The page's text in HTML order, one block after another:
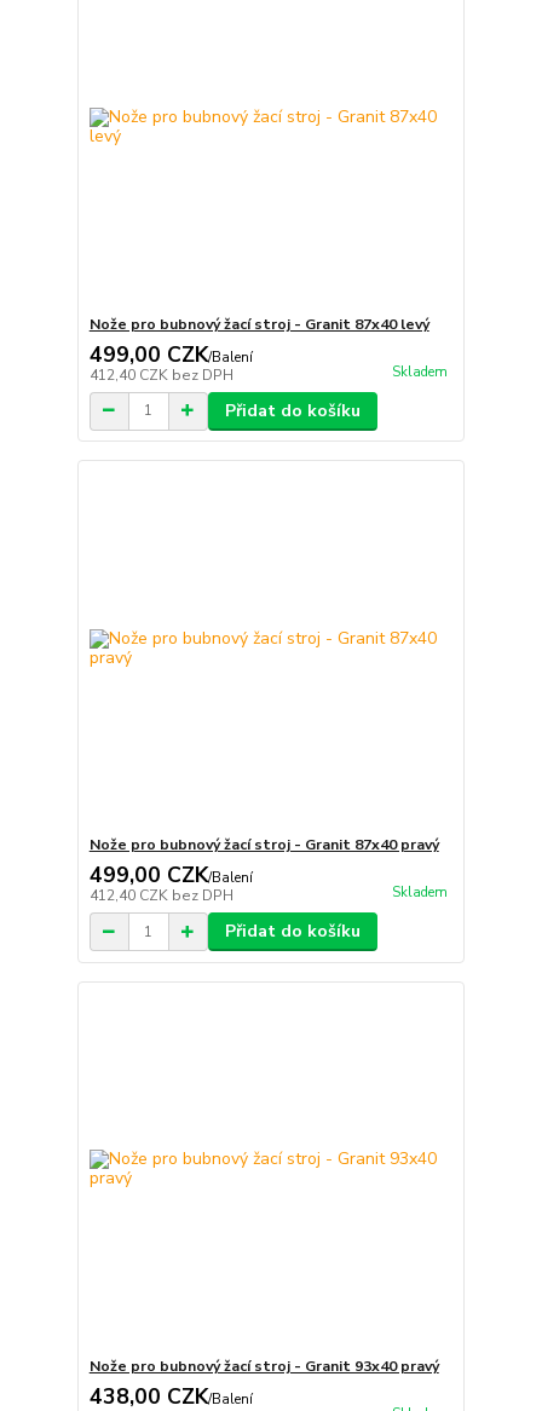
Nože pro bubnový žací stroj - Granit 87x40 levý
499,00 CZK/Balení
412,40 CZK bez DPH Skladem
Přidat do košíku
Nože pro bubnový žací stroj - Granit 87x40 pravý
499,00 CZK/Balení
412,40 CZK bez DPH Skladem
Přidat do košíku
Nože pro bubnový žací stroj - Granit 93x40 pravý
438,00 CZK/Balení